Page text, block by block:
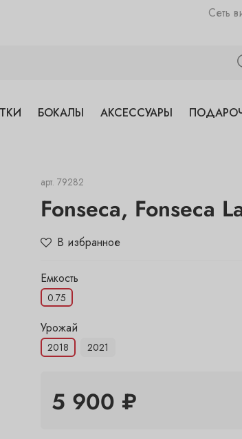
Сеть
БОКАЛЫ АКСЕССУАРЫ
арт. 79282
Fonseca, Fonseca
В избранное
Емкость
0.75
Урожай
2018 2021
5 900 ₽